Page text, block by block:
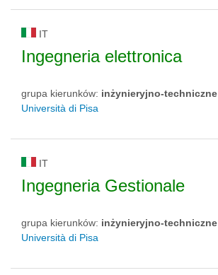
IT
Ingegneria elettronica
grupa kierunków: inżynieryjno-techniczne
Università di Pisa
IT
Ingegneria Gestionale
grupa kierunków: inżynieryjno-techniczne
Università di Pisa